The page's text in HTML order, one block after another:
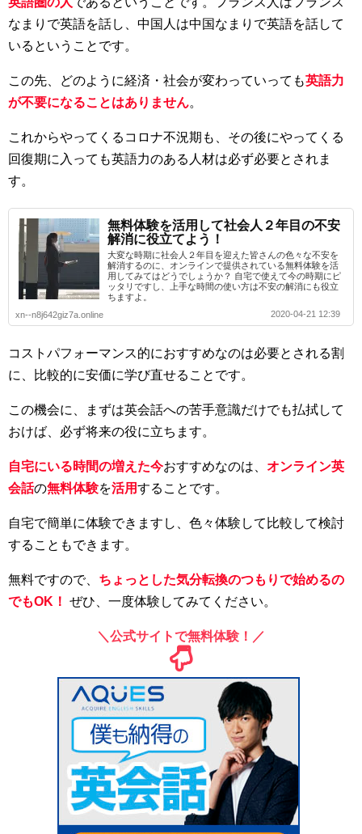
なまりで英語を話し、中国人は中国なまりで英語を話して
いるということです。
この先、どのように経済・社会が変わっていっても英語力
が不要になることはありません。
これからやってくるコロナ不況期も、その後にやってくる
回復期に入っても英語力のある人材は必ず必要とされま
す。
無料体験を活用して社会人２年目の不安
解消に役立てよう！
大変な時期に社会人２年目を迎えた皆さんの色々な不安を
解消するのに、オンラインで提供されている無料体験を活
用してみてはどうでしょうか？ 自宅で使えて今の時期にピ
ッタリですし、上手な時間の使い方は不安の解消にも役立
ちますよ。
xn--n8j642giz7a.online
2020-04-21 12:39
コストパフォーマンス的におすすめなのは必要とされる割
に、比較的に安価に学び直せることです。
この機会に、まずは英会話への苦手意識だけでも払拭して
おけば、必ず将来の役に立ちます。
自宅にいる時間の増えた今おすすめなのは、 オンライン英
会話の無料体験を活用することです。
自宅で簡単に体験できますし、色々体験して比較して検討
することもできます。
無料ですので、 ちょっとした気分転換のつもりで始めるの
でもOK！ ぜひ、一度体験してみてください。
＼公式サイトで無料体験！／